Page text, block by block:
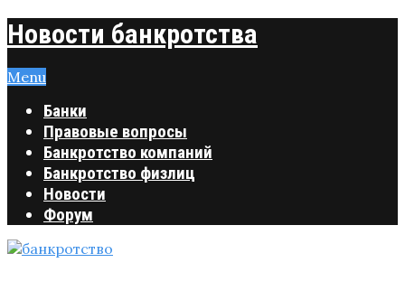
Новости банкротства
Menu
Банки
Правовые вопросы
Банкротство компаний
Банкротство физлиц
Новости
Форум